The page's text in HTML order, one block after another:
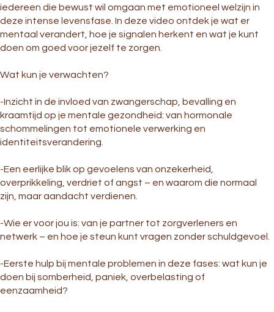
iedereen die bewust wil omgaan met emotioneel welzijn in
deze intense levensfase. In deze video ontdek je wat er
mentaal verandert, hoe je signalen herkent en wat je kunt
doen om goed voor jezelf te zorgen.
Wat kun je verwachten?
-Inzicht in de invloed van zwangerschap, bevalling en
kraamtijd op je mentale gezondheid: van hormonale
schommelingen tot emotionele verwerking en
identiteitsverandering.
-Een eerlijke blik op gevoelens van onzekerheid,
overprikkeling, verdriet of angst – en waarom die normaal
zijn, maar aandacht verdienen.
-Wie er voor jou is: van je partner tot zorgverleners en
netwerk – en hoe je steun kunt vragen zonder schuldgevoel.
-Eerste hulp bij mentale problemen in deze fases: wat kun je
doen bij somberheid, paniek, overbelasting of
eenzaamheid?